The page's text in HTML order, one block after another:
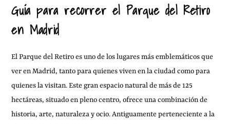
Guía para recorrer el Parque del Retiro
en Madrid
El Parque del Retiro es uno de los lugares más emblemáticos que
ver en Madrid, tanto para quienes viven en la ciudad como para
quienes la visitan. Este gran espacio natural de más de 125
hectáreas, situado en pleno centro, ofrece una combinación de
historia, arte, naturaleza y ocio. Antiguamente perteneciente a la